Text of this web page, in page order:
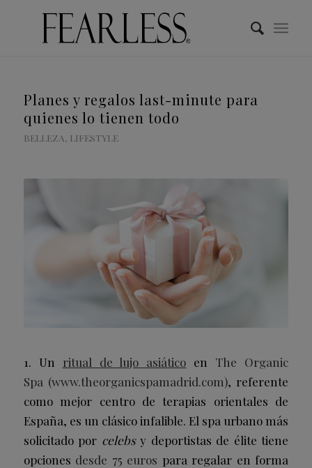
Planes y regalos last-minute para
quienes lo tienen todo
BELLEZA, LIFESTYLE
1. Un ritual de lujo asiático en The Organic
Spa (www.theorganicspamadrid.com), referente
como mejor centro de terapias orientales de
España, es un clásico infalible. El spa urbano más
solicitado por celebsy deportistas de élite tiene
opciones desde 75 euros para regalar en forma